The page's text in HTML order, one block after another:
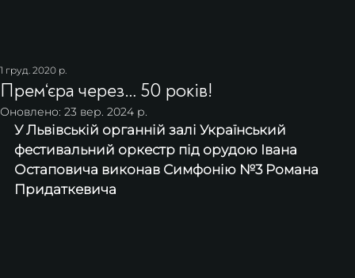
Прем‘єра через… 50 років!
1 груд. 2020 р.
Оновлено: 23 вер. 2024 р.
У Львівській органній залі Український
фестивальний оркестр під орудою Івана
Остаповича виконав Симфонію №3 Романа
Придаткевича